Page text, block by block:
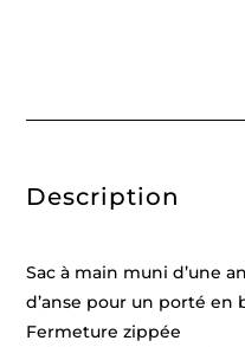
Description
Sac à main muni d’une
d’anse pour un porté en
Fermeture zippée